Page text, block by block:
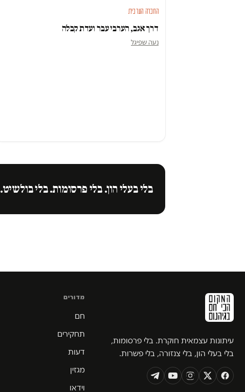
החברה הערבית
דרך אגב, הערבי עבר ועדת קבלה
נעה שפיגל
בלי בעלי הון. בלי פרסומות. בלי בולשיט.
עיתונות עצמאית חוקרת. בלי פרסומות,
בלי בעלי הון, בלי צנזורה, בלי פשרות.
מדורים
חם
תחקירים
דעות
מגזין
וידאו